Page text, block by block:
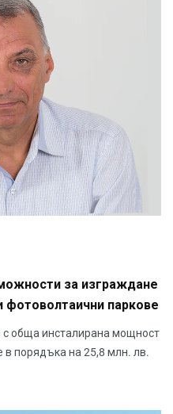
за изграждане
паркове
обща инсталирана мощност
в порядъка на 25,8 млн. лв.